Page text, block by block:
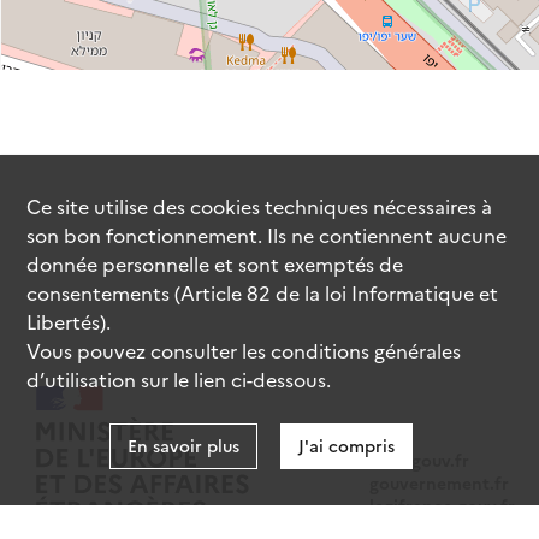
data.gouv.fr
legifrance.gouv.fr
Ce site utilise descookiestechniques nécessaires à
son bon fonctionnement. Ils ne contiennent aucune
donnée personnelle et sont exemptés de
consentements (Article 82 de la loi Informatique et
Libertés).
Vous pouvez consulter les conditions générales
d’utilisation sur le lien ci-dessous.
En savoir plus J'ai compris